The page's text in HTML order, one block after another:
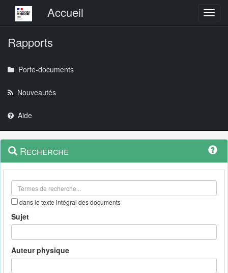
Menu principalAccueil
Rapports
Porte-documents
Nouveautés
Aide
Navigation
outils
Menu
contextuel
Recherche
dans le texte intégral des documents
Sujet
Auteur physique